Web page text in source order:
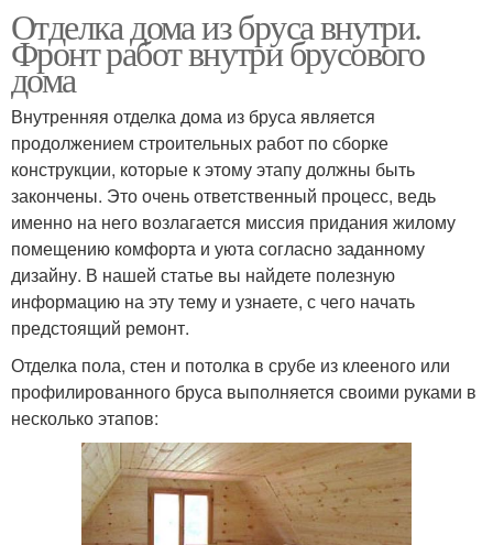
Отделка дома из бруса внутри.
Фронт работ внутри брусового
дома
Внутренняя отделка дома из бруса является
продолжением строительных работ по сборке
конструкции, которые к этому этапу должны быть
закончены. Это очень ответственный процесс, ведь
именно на него возлагается миссия придания жилому
помещению комфорта и уюта согласно заданному
дизайну. В нашей статье вы найдете полезную
информацию на эту тему и узнаете, с чего начать
предстоящий ремонт.
Отделка пола, стен и потолка в срубе из клееного или
профилированного бруса выполняется своими руками в
несколько этапов: